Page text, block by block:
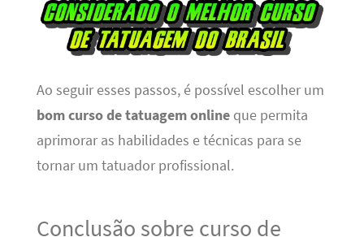
Ao seguir esses passos, é possível escolher um
bom curso de tatuagem onlineque permita
aprimorar as habilidades e técnicas para se
tornar um tatuador profissional.
Conclusão sobre curso de